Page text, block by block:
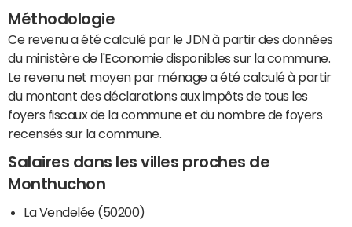
Méthodologie
Ce revenu a été calculé par le JDN à partir des données
du ministère de l'Economie disponibles sur la commune.
Le revenu net moyen par ménage a été calculé à partir
du montant des déclarations aux impôts de tous les
foyers fiscaux de la commune et du nombre de foyers
recensés sur la commune.
Salaires dans les villes proches de
Monthuchon
La Vendelée (50200)